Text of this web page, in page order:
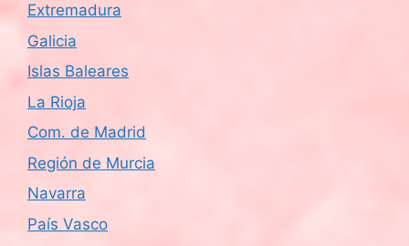
Extremadura
Galicia
Islas Baleares
La Rioja
Com. de Madrid
Región de Murcia
Navarra
País Vasco